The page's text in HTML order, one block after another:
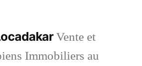
Vente et
Immobiliers au